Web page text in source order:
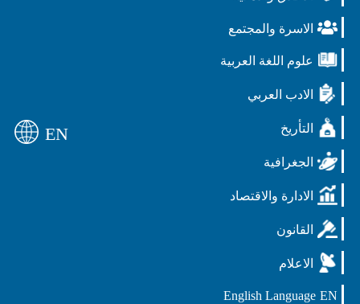
الاسرة والمجتمع
علوم اللغة العربية
الادب العربي
التأريخ
الجغرافية
الادارة والاقتصاد
القانون
الاعلام
EN
English Language
EN